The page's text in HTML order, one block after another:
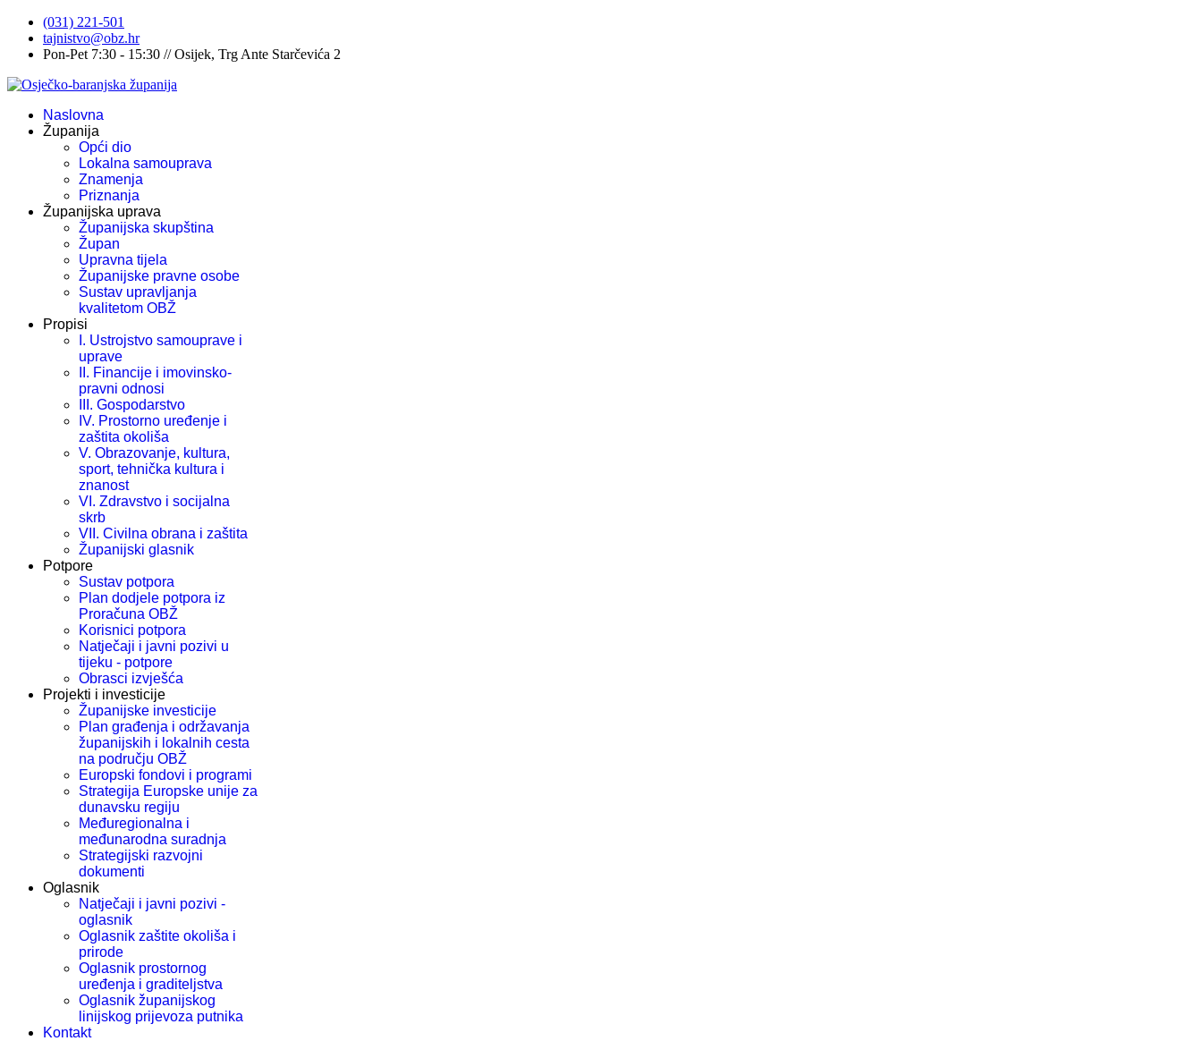
(031) 221-501
tajnistvo@obz.hr
Pon-Pet 7:30 - 15:30 // Osijek, Trg Ante Starčevića 2
Naslovna
Županija
Opći dio
Lokalna samouprava
Znamenja
Priznanja
Županijska uprava
Županijska skupština
Župan
Upravna tijela
Županijske pravne osobe
Sustav upravljanja
kvalitetom OBŽ
Propisi
I. Ustrojstvo samouprave i
uprave
II. Financije i imovinsko-
pravni odnosi
III. Gospodarstvo
IV. Prostorno uređenje i
zaštita okoliša
V. Obrazovanje, kultura,
sport, tehnička kultura i
znanost
VI. Zdravstvo i socijalna
skrb
VII. Civilna obrana i zaštita
Županijski glasnik
Potpore
Sustav potpora
Plan dodjele potpora iz
Proračuna OBŽ
Korisnici potpora
Natječaji i javni pozivi u
tijeku - potpore
Obrasci izvješća
Projekti i investicije
Županijske investicije
Plan građenja i održavanja
županijskih i lokalnih cesta
na području OBŽ
Europski fondovi i programi
Strategija Europske unije za
dunavsku regiju
Međuregionalna i
međunarodna suradnja
Strategijski razvojni
dokumenti
Oglasnik
Natječaji i javni pozivi -
oglasnik
Oglasnik zaštite okoliša i
prirode
Oglasnik prostornog
uređenja i graditeljstva
Oglasnik županijskog
linijskog prijevoza putnika
Kontakt